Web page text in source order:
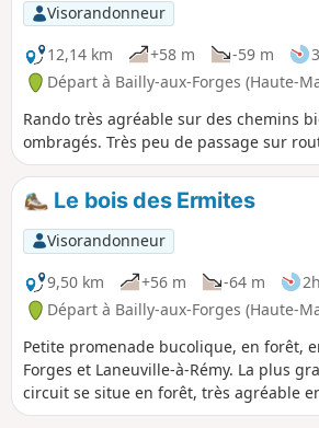
Visorandonneur
12,14 km
+58 m -59 m
Départ à Bailly-aux-Forges (Haute-
Rando très agréable sur des chemins
ombragés. Très peu de passage sur
Le bois des Ermites
Visorandonneur
9,50 km
+56 m -64 m
Départ à Bailly-aux-Forges (Haute-
Petite promenade bucolique, en forêt,
Forges et Laneuville-à-Rémy. La plus
circuit se situe en forêt, très agréable
partie Sud peut se révéler un peu